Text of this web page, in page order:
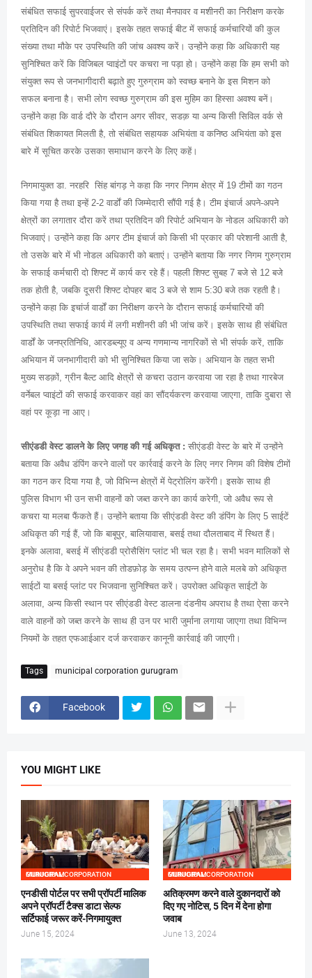
संबंधित सफाई सुपरवाईजर से संपर्क करें तथा मैनपावर व मशीनरी का निरीक्षण करके
प्रतिदिन की रिपोर्ट भिजवाएं। इसके तहत सफाई बीट में सफाई कर्मचारियों की कुल
संख्या तथा मौके पर उपस्थिति की जांच अवश्य करें। उन्होंने कहा कि अधिकारी यह
सुनिश्चित करें कि विजिबल प्वाइंटों पर कचरा ना पड़ा हो। उन्होंने कहा कि हम सभी को
संयुक्त रूप से जनभागीदारी बढ़ाते हुए गुरुग्राम को स्वच्छ बनाने के इस मिशन को
सफल बनाना है। सभी लोग स्वच्छ गुरुग्राम की इस मुहिम का हिस्सा अवश्य बनें।
उन्होंने कहा कि वार्ड दौरे के दौरान अगर सीवर, सडक़ या अन्य किसी सिविल वर्क से
संबंधित शिकायत मिलती है, तो संबंधित सहायक अभियंता व कनिष्ठ अभियंता को इस
बारे में सूचित करके उसका समाधान करने के लिए कहें।
निगमायुक्त डा. नरहरि सिंह बांगड़ ने कहा कि नगर निगम क्षेत्र में 19 टीमों का गठन
किया गया है तथा इन्हें 2-2 वार्डों की जिम्मेदारी सौंपी गई है। टीम इंचार्ज अपने-अपने
क्षेत्रों का लगातार दौरा करें तथा प्रतिदिन की रिपोर्ट अभियान के नोडल अधिकारी को
भिजवाएं। उन्होंने कहा कि अगर टीम इंचार्ज को किसी भी प्रकार की परेशानी आती है,
तो उसके बारे में भी नोडल अधिकारी को बताएं। उन्होंने बताया कि नगर निगम गुरुग्राम
के सफाई कर्मचारी दो शिफ्ट में कार्य कर रहे हैं। पहली शिफ्ट सुबह 7 बजे से 12 बजे
तक होती है, जबकि दूसरी शिफ्ट दोपहर बाद 3 बजे से शाम 5:30 बजे तक रहती है।
उन्होंने कहा कि इचांर्ज वार्डों का निरीक्षण करने के दौरान सफाई कर्मचारियों की
उपस्थिति तथा सफाई कार्य में लगी मशीनरी की भी जांच करें। इसके साथ ही संबंधित
वार्डों के जनप्रतिनिधि, आरडब्ल्यूए व अन्य गणमान्य नागरिकों से भी संपर्क करें, ताकि
अभियान में जनभागीदारी को भी सुनिश्चित किया जा सके। अभियान के तहत सभी
मुख्य सडक़ों, ग्रीन बैल्ट आदि क्षेत्रों से कचरा उठान करवाया जा रहा है तथा गारबेज
वर्नेबल प्वाइंटों की सफाई करवाकर वहां का सौंदर्यकरण करवाया जाएगा, ताकि दुबारा से
वहां पर कूड़ा ना आए।
सीएंडडी वेस्ट डालने के लिए जगह की गई अधिकृत : सीएंडडी वेस्ट के बारे में उन्होंने
बताया कि अवैध डंपिंग करने वालों पर कार्रवाई करने के लिए नगर निगम की विशेष टीमों
का गठन कर दिया गया है, जो विभिन्न क्षेत्रों में पेट्रोलिंग करेंगी। इसके साथ ही
पुलिस विभाग भी उन सभी वाहनों को जब्त करने का कार्य करेगी, जो अवैध रूप से
कचरा या मलबा फैंकते हैं। उन्होंने बताया कि सीएंडडी वेस्ट की डंपिंग के लिए 5 साईटें
अधिकृत की गई हैं, जो कि बाबूपुर, बालियावास, बसई तथा दौलताबाद में स्थित हैं।
इनके अलावा, बसई में सीएंडडी प्रोसैसिंग प्लांट भी चल रहा है। सभी भवन मालिकों से
अनुरोध है कि वे अपने भवन की तोडफ़ोड़ के समय उत्पन्न होने वाले मलबे को अधिकृत
साईटों या बसई प्लांट पर भिजवाना सुनिश्चित करें। उपरोक्त अधिकृत साईटों के
अलावा, अन्य किसी स्थान पर सीएंडडी वेस्ट डालना दंडनीय अपराध है तथा ऐसा करने
वाले वाहनों को जब्त करने के साथ ही उन पर भारी जुर्माना लगाया जाएगा तथा विभिन्न
नियमों के तहत एफआईआर दर्ज करवाकर कानूनी कार्रवाई की जाएगी।
Tags municipal corporation gurugram
Facebook
YOU MIGHT LIKE
MUNICIPAL CORPORATION GURUGRAM
एनडीसी पोर्टल पर सभी प्रॉपर्टी मालिक
अपने प्रॉपर्टी टैक्स डाटा सेल्फ
सर्टिफाई जरूर करें-निगमायुक्त
June 15, 2024
MUNICIPAL CORPORATION GURUGRAM
अतिक्रमण करने वाले दुकानदारों को
दिए गए नोटिस, 5 दिन में देना होगा
जवाब
June 13, 2024